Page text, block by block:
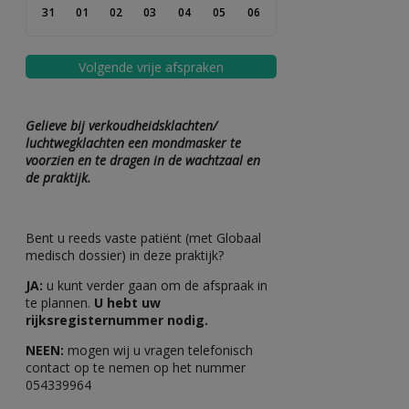
31 01 02 03 04 05 06
Volgende vrije afspraken
Gelieve bij verkoudheidsklachten/
luchtwegklachten een mondmasker te
voorzien en te dragen in de wachtzaal en
de praktijk.
Bent u reeds vaste patiënt (met Globaal
medisch dossier) in deze praktijk?
JA: u kunt verder gaan om de afspraak in
te plannen. U hebt uw
rijksregisternummer nodig.
NEEN: mogen wij u vragen telefonisch
contact op te nemen op het nummer
054339964